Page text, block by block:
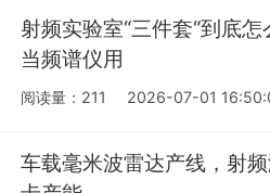
射频实验室“三件套“到底
当频谱仪用
阅读量：211 2026-07-01
车载毫米波雷达产线，射